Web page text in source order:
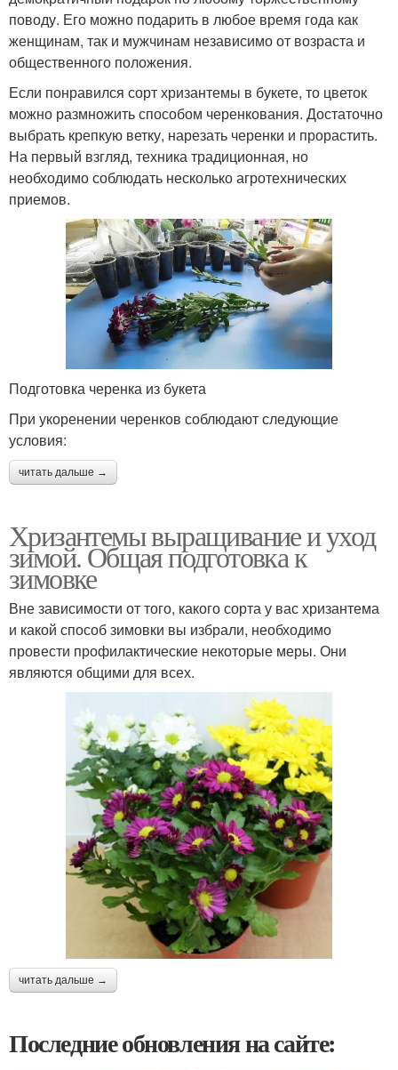
поводу. Его можно подарить в любое время года как
женщинам, так и мужчинам независимо от возраста и
общественного положения.
Если понравился сорт хризантемы в букете, то цветок
можно размножить способом черенкования. Достаточно
выбрать крепкую ветку, нарезать черенки и прорастить.
На первый взгляд, техника традиционная, но
необходимо соблюдать несколько агротехнических
приемов.
Подготовка черенка из букета
При укоренении черенков соблюдают следующие
условия:
читать дальше →
Хризантемы выращивание и уход
зимой. Общая подготовка к
зимовке
Вне зависимости от того, какого сорта у вас хризантема
и какой способ зимовки вы избрали, необходимо
провести профилактические некоторые меры. Они
являются общими для всех.
читать дальше →
Последние обновления на сайте: